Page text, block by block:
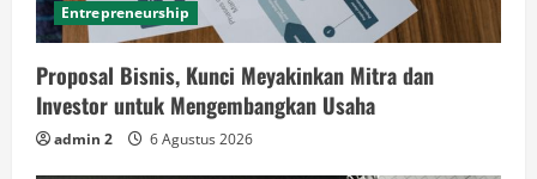
Entrepreneurship
Proposal Bisnis, Kunci Meyakinkan Mitra dan
Investor untuk Mengembangkan Usaha
admin 2 6 Agustus 2026